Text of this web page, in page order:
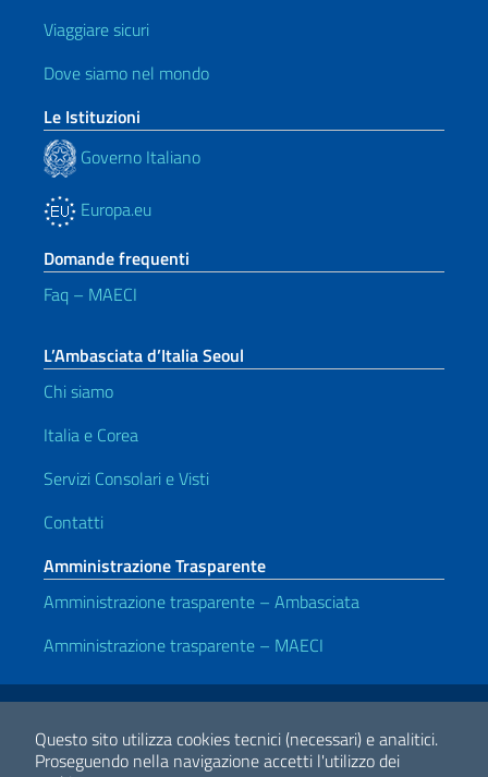
Questo sito utilizza cookies tecnici (necessari) e analitici.
Proseguendo nella navigazione accetti l'utilizzo dei
Viaggiare sicuri
Dove siamo nel mondo
Le Istituzioni
Governo Italiano
Europa.eu
Domande frequenti
Faq – MAECI
L’Ambasciata d’Italia Seoul
Chi siamo
Italia e Corea
Servizi Consolari e Visti
Contatti
Amministrazione Trasparente
Amministrazione trasparente – Ambasciata
Amministrazione trasparente – MAECI
Link Utili